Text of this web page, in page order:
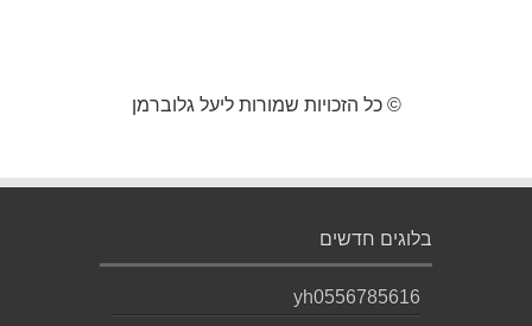
© כל הזכויות שמורות ליעל גלוברמן
בלוגים חדשים
yh0556785616